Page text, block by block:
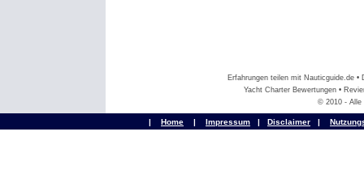
Erfahrungen teilen mit Nauticguide.de
Yacht Charter Bewertungen •
© 2010 - Alle
| Home | Impressum | Disclaimer |